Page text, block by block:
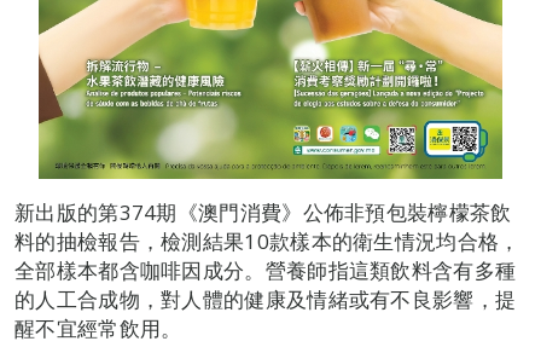
新出版的第374期《澳門消費》公佈非預包裝檸檬茶飲
料的抽檢報告，檢測結果10款樣本的衛生情況均合格，
全部樣本都含咖啡因成分。營養師指這類飲料含有多種
的人工合成物，對人體的健康及情緒或有不良影響，提
醒不宜經常飲用。